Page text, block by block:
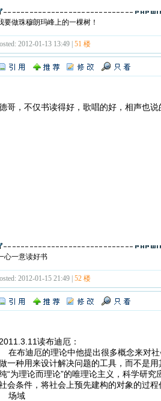
要做珠穆朗玛峰上的一棵树！
2012-01-13 13:49 |51 楼
哥，不仅书读得好，歌唱的好，相声也
心一意读好书
2012-01-15 21:49 |52 楼
2011.3.11读布迪厄：
在布迪厄的理论中他提出很多概念来对
一种用来设计解决问题的工具，而不是
“为理论而理论”的唯理论主义，科学研
会条件，将社会上预先建构的对象的过
场域